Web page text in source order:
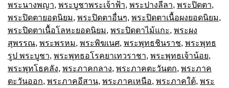
พระนางพญา, พระบูชาพระเจ้าฟ้า, พระปางลีลา, พระปิดตา,
พระปิดตายอดนิยม, พระปิดตาอื่นๆ, พระปิดตาเนื้อผงยอดนิยม,
พระปิดตาเนื้อโลหะยอดนิยม, พระปิดตาไม้แกะ, พระผง
สุพรรณ, พระพรหม, พระพิฆเนศ, พระพุทธชินราช, พระพุทธ
รูป พระบูชา, พระพุทธอโรคยาเทวราชา, พระพุทธเจ้าน้อย,
พระพุทโธคลัง, พระภาคกลาง, พระภาคตะวันตก, พระภาค
ตะวันออก, พระภาคอีสาน, พระภาคเหนือ, พระภาคใต้, พระ